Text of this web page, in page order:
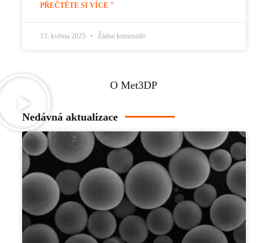
PŘEČTĚTE SI VÍCE "
13. května 2025 Žádné komentáře
O Met3DP
Nedávná aktualizace